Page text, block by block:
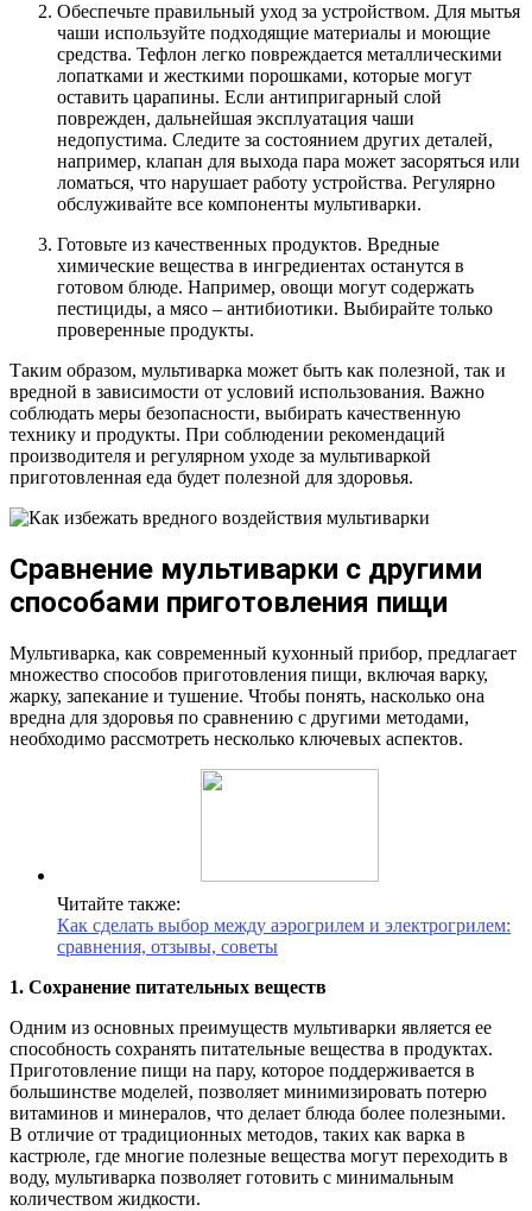
Обеспечьте правильный уход за устройством. Для мытья
чаши используйте подходящие материалы и моющие
средства. Тефлон легко повреждается металлическими
лопатками и жесткими порошками, которые могут
оставить царапины. Если антипригарный слой
поврежден, дальнейшая эксплуатация чаши
недопустима. Следите за состоянием других деталей,
например, клапан для выхода пара может засоряться или
ломаться, что нарушает работу устройства. Регулярно
обслуживайте все компоненты мультиварки.
Готовьте из качественных продуктов. Вредные
химические вещества в ингредиентах останутся в
готовом блюде. Например, овощи могут содержать
пестициды, а мясо – антибиотики. Выбирайте только
проверенные продукты.
Таким образом, мультиварка может быть как полезной, так и
вредной в зависимости от условий использования. Важно
соблюдать меры безопасности, выбирать качественную
технику и продукты. При соблюдении рекомендаций
производителя и регулярном уходе за мультиваркой
приготовленная еда будет полезной для здоровья.
Сравнение мультиварки с другими
способами приготовления пищи
Мультиварка, как современный кухонный прибор, предлагает
множество способов приготовления пищи, включая варку,
жарку, запекание и тушение. Чтобы понять, насколько она
вредна для здоровья по сравнению с другими методами,
необходимо рассмотреть несколько ключевых аспектов.
Читайте также:
Как сделать выбор между аэрогрилем и электрогрилем:
сравнения, отзывы, советы
1. Сохранение питательных веществ
Одним из основных преимуществ мультиварки является ее
способность сохранять питательные вещества в продуктах.
Приготовление пищи на пару, которое поддерживается в
большинстве моделей, позволяет минимизировать потерю
витаминов и минералов, что делает блюда более полезными.
В отличие от традиционных методов, таких как варка в
кастрюле, где многие полезные вещества могут переходить в
воду, мультиварка позволяет готовить с минимальным
количеством жидкости.